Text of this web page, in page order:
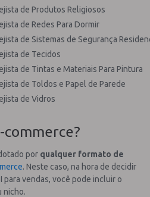
de Produtos Religiosos
de Redes Para Dormir
de Sistemas de Segurança
de Tecidos
de Tintas e Materiais Para Pintura
de Toldos e Papel de Parede
de Vidros
por qualquer formato de
. Neste caso, na hora de decidir
para vendas, você pode incluir o
nicho.